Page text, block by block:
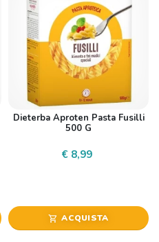
Dieterba Aproten Pasta Fusilli
500 G
€ 8,99
shopping_cart ACQUISTA